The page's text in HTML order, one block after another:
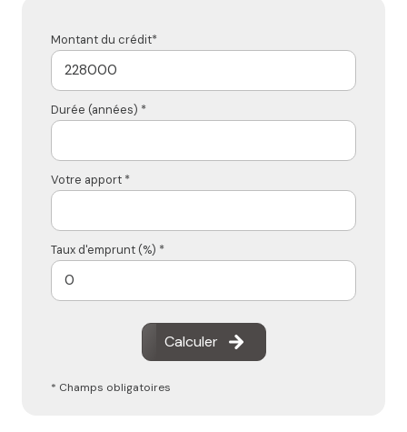
Montant du crédit*
Durée (années) *
Votre apport *
Taux d'emprunt (%) *
Calculer
* Champs obligatoires